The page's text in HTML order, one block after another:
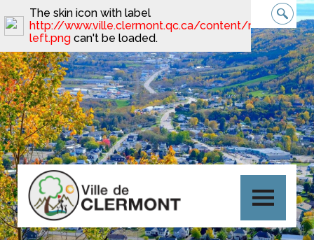
The skin icon with label
http://www.ville.clermont.qc.ca/content/
left.png can't be loaded.